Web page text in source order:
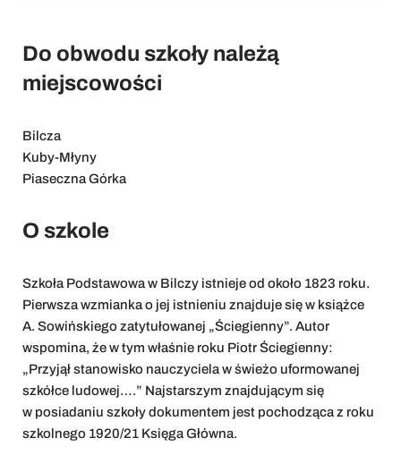
Do obwodu szkoły należą
miejscowości
Bilcza
Kuby-Młyny
Piaseczna Górka
O szkole
Szkoła Podstawowa w Bilczy istnieje od około 1823 roku.
Pierwsza wzmianka o jej istnieniu znajduje się w książce
A. Sowińskiego zatytułowanej „Ściegienny”. Autor
wspomina, że w tym właśnie roku Piotr Ściegienny:
„Przyjął stanowisko nauczyciela w świeżo uformowanej
szkółce ludowej….” Najstarszym znajdującym się
w posiadaniu szkoły dokumentem jest pochodząca z roku
szkolnego 1920/21 Księga Główna.